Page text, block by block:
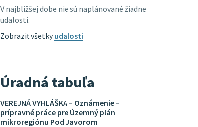
V najbližšej dobe nie sú naplánované žiadne
udalosti.
Zobraziť všetkyudalosti
Úradná tabuľa
VEREJNÁ VYHLÁŠKA – Oznámenie –
prípravné práce pre Územný plán
mikroregiónu Pod Javorom